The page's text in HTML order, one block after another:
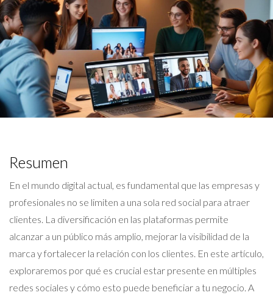
Resumen
En el mundo digital actual, es fundamental que las empresas y
profesionales no se limiten a una sola red social para atraer
clientes. La diversificación en las plataformas permite
alcanzar a un público más amplio, mejorar la visibilidad de la
marca y fortalecer la relación con los clientes. En este artículo,
exploraremos por qué es crucial estar presente en múltiples
redes sociales y cómo esto puede beneficiar a tu negocio. A